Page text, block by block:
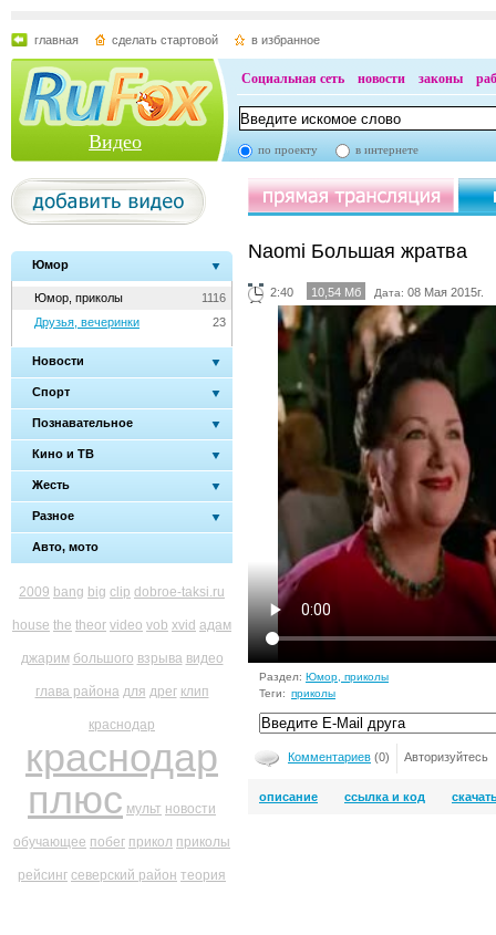
главная сделать стартовой в избранное
Видео
Социальная сеть новости законы
по проекту в интернете
Юмор
1116
Юмор, приколы
23
Друзья, вечеринки
Новости
Спорт
Познавательное
Кино и ТВ
Жесть
Разное
Авто, мото
2009 bang big clip dobroe-taksi.ru
house the theor video vob xvid адам
джарим большого взрыва видео
глава района для дрег клип
краснодар
краснодар
плюс мульт новости
обучающее побег прикол приколы
рейсинг северский район теория
Naomi Большая жратва
2:40 10,54 Мб Дата: 08 Мая 2015г.
Раздел: Юмор, приколы
Теги: приколы
Комментариев (0) Авторизуйтесь
описание ссылка и код